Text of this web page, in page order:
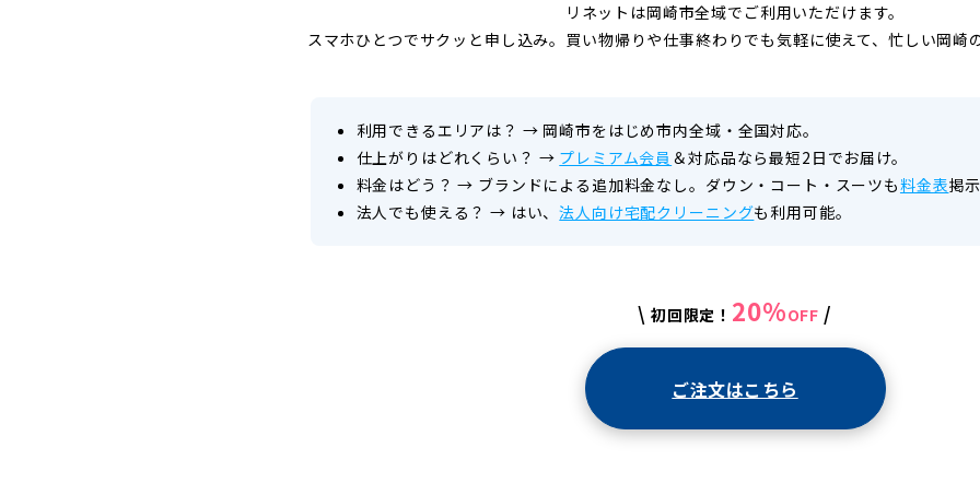
リネットは岡崎市全域でご利用いただけます。
スマホひとつでサクッと申し込み。買い物帰りや仕事終わりでも気軽に使えて、忙しい岡崎
利用できるエリアは？ → 岡崎市をはじめ市内全域・全国対応。
仕上がりはどれくらい？ → プレミアム会員 ＆対応品なら最短2日でお届け。
料金はどう？ → ブランドによる追加料金なし。ダウン・コート・スーツも料金表掲
法人でも使える？ → はい、法人向け宅配クリーニングも利用可能。
\ 初回限定！ 20%OFF /
ご注文はこちら